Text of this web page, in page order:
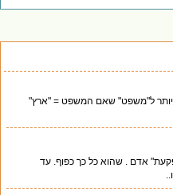
ל"משפט" שאם המשפט = "ארץ"
אדם . שהוא כל כך כפוף. עד